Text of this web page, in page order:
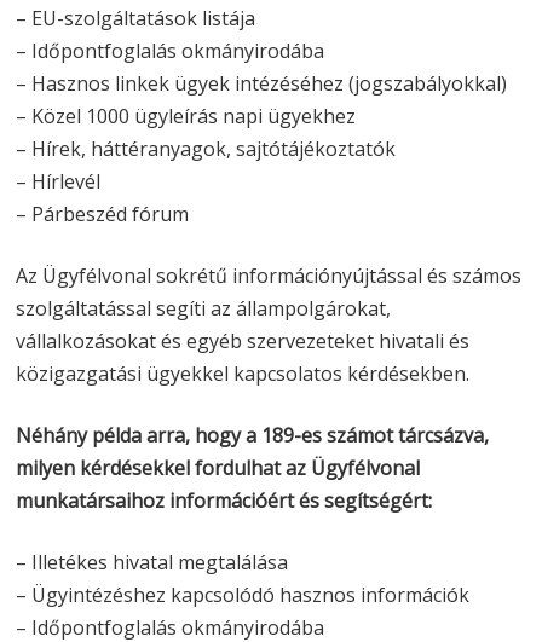
– EU-szolgáltatások listája
– Időpontfoglalás okmányirodába
– Hasznos linkek ügyek intézéséhez (jogszabályokkal)
– Közel 1000 ügyleírás napi ügyekhez
– Hírek, háttéranyagok, sajtótájékoztatók
– Hírlevél
– Párbeszéd fórum
Az Ügyfélvonal sokrétű információnyújtással és számos
szolgáltatással segíti az állampolgárokat,
vállalkozásokat és egyéb szervezeteket hivatali és
közigazgatási ügyekkel kapcsolatos kérdésekben.
Néhány példa arra, hogy a 189-es számot tárcsázva,
milyen kérdésekkel fordulhat az Ügyfélvonal
munkatársaihoz információért és segítségért:
– Illetékes hivatal megtalálása
– Ügyintézéshez kapcsolódó hasznos információk
– Időpontfoglalás okmányirodába